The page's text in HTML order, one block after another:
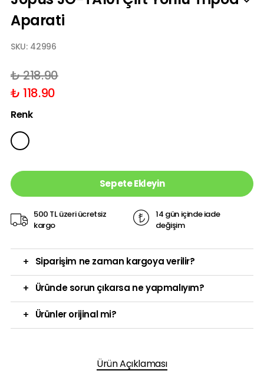
Aparati
SKU: 42996
₺ 218.90
₺ 118.90
Renk
Sepete Ekleyin
500 TL üzeri ücretsiz
kargo
14 gün içinde iade
değişim
+ Siparişim ne zaman kargoya verilir?
+ Üründe sorun çıkarsa ne yapmalıyım?
+ Ürünler orijinal mi?
Ürün Açıklaması